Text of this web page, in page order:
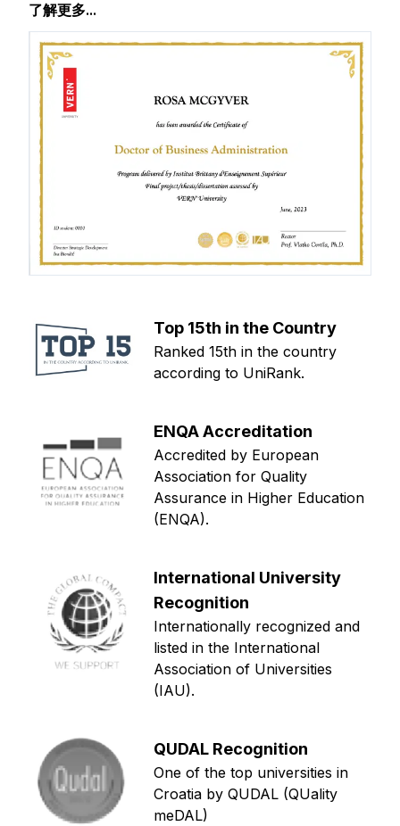
了解更多...
Top 15th in the Country
Ranked 15th in the country
according to UniRank.
ENQA Accreditation
Accredited by European
Association for Quality
Assurance in Higher Education
(ENQA).
International University
Recognition
Internationally recognized and
listed in the International
Association of Universities
(IAU).
QUDAL Recognition
One of the top universities in
Croatia by QUDAL (QUality
meDAL)